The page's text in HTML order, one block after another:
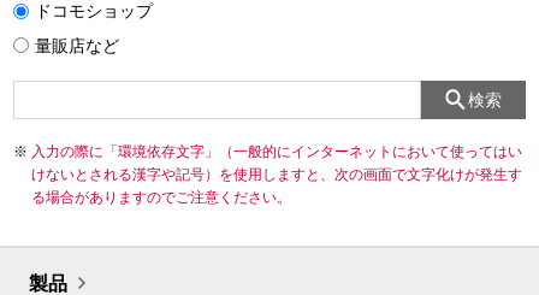
ドコモショップ
量販店など
検索
入力の際に「環境依存文字」（一般的にインターネットにおいて使ってはい
けないとされる漢字や記号）を使用しますと、次の画面で文字化けが発生す
る場合がありますのでご注意ください。
製品